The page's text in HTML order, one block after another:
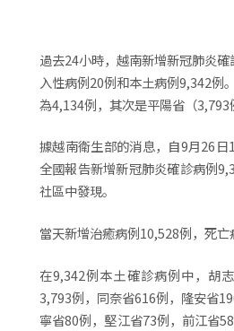
過去24小時，越南新增新冠肺炎
入性病例20例和本土病例9,342例
為4,134例，其次是平陽省（3,793
據越南衛生部的消息，自9月26
全國報告新增新冠肺炎確診病例
社區中發現。
當天新增治癒病例10,528例，死亡
在9,342例本土確診病例中，胡
3,793例，同奈省616例，隆安省
寧省80例，堅江省73例，前江省